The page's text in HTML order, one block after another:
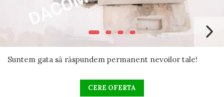
Fabrici Industriale
Suntem gata să răspundem permanent nevoilor tale!
CERE OFERTA